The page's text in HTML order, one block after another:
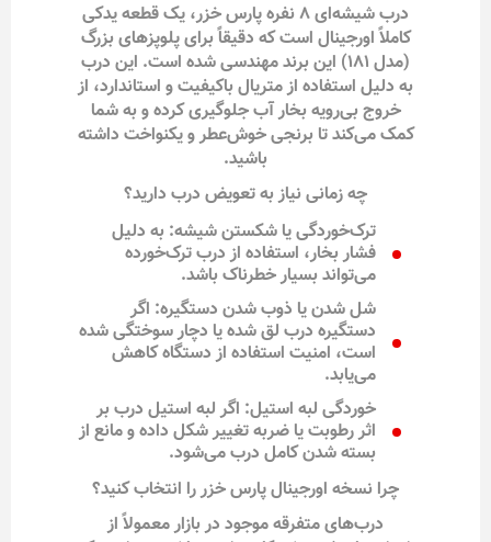
درب شیشه‌ای ۸ نفره پارس خزر، یک قطعه یدکی
کاملاً اورجینال است که دقیقاً برای پلوپزهای بزرگ
(مدل ۱۸۱) این برند مهندسی شده است. این درب
به دلیل استفاده از متریال باکیفیت و استاندارد، از
خروج بی‌رویه بخار آب جلوگیری کرده و به شما
کمک می‌کند تا برنجی خوش‌عطر و یکنواخت داشته
باشید.
چه زمانی نیاز به تعویض درب دارید؟
ترک‌خوردگی یا شکستن شیشه: به دلیل
فشار بخار، استفاده از درب ترک‌خورده
می‌تواند بسیار خطرناک باشد.
شل شدن یا ذوب شدن دستگیره: اگر
دستگیره درب لق شده یا دچار سوختگی شده
است، امنیت استفاده از دستگاه کاهش
می‌یابد.
خوردگی لبه استیل: اگر لبه استیل درب بر
اثر رطوبت یا ضربه تغییر شکل داده و مانع از
بسته شدن کامل درب می‌شود.
چرا نسخه اورجینال پارس خزر را انتخاب کنید؟
درب‌های متفرقه موجود در بازار معمولاً از